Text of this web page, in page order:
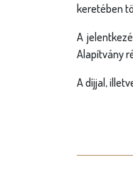
keretében
A
Alapítvány
A díjjal,